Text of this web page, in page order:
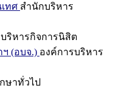
ทศ สำนักบริหาร
ริหารกิจการนิสิต
(อบจ.) องค์การบริหาร
ษาทั่วไป